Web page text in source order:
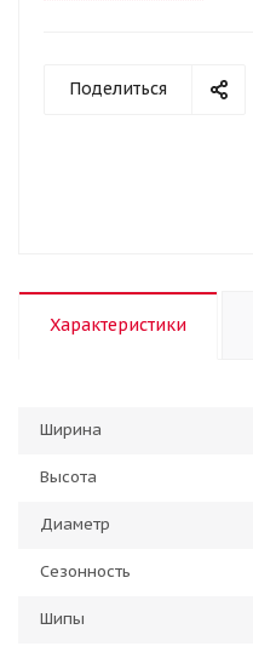
Поделиться
Характеристики
Ширина
Высота
Диаметр
Сезонность
Шипы